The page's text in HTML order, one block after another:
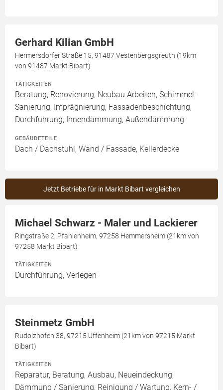
Gerhard Kilian GmbH
Hermersdorfer Straße 15, 91487 Vestenbergsgreuth (19km
von 91487 Markt Bibart)
TÄTIGKEITEN
Beratung, Renovierung, Neubau Arbeiten, Schimmel-
Sanierung, Imprägnierung, Fassadenbeschichtung,
Durchführung, Innendämmung, Außendämmung
GEBÄUDETEILE
Dach / Dachstuhl, Wand / Fassade, Kellerdecke
Jetzt Betriebe für in Markt Bibart vergleichen
Michael Schwarz - Maler und Lackierer
Ringstraße 2, Pfahlenheim, 97258 Hemmersheim (21km von
97258 Markt Bibart)
TÄTIGKEITEN
Durchführung, Verlegen
Steinmetz GmbH
Rudolzhofen 38, 97215 Uffenheim (21km von 97215 Markt
Bibart)
TÄTIGKEITEN
Reparatur, Beratung, Ausbau, Neueindeckung,
Dämmung / Sanierung, Reinigung / Wartung, Kern- /